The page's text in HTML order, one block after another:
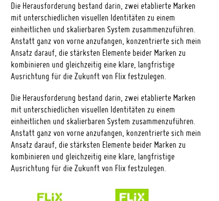
Die Herausforderung bestand darin, zwei etablierte Marken
mit unterschiedlichen visuellen Identitäten zu einem
einheitlichen und skalierbaren System zusammenzuführen.
Anstatt ganz von vorne anzufangen, konzentrierte sich mein
Ansatz darauf, die stärksten Elemente beider Marken zu
kombinieren und gleichzeitig eine klare, langfristige
Ausrichtung für die Zukunft von Flix festzulegen.
Die Herausforderung bestand darin, zwei etablierte Marken
mit unterschiedlichen visuellen Identitäten zu einem
einheitlichen und skalierbaren System zusammenzuführen.
Anstatt ganz von vorne anzufangen, konzentrierte sich mein
Ansatz darauf, die stärksten Elemente beider Marken zu
kombinieren und gleichzeitig eine klare, langfristige
Ausrichtung für die Zukunft von Flix festzulegen.